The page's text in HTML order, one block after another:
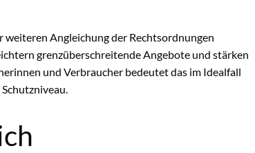
Angleichung der Rechtsordnungen
grenzüberschreitende Angebote und stärken
und Verbraucher bedeutet das im Idealfall